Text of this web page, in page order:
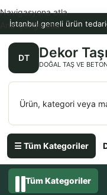
İstanbul geneli ürün
DT Dekor Taşı
DOĞAL TAŞ VE
☰ Tüm Kategoriler
Navigasyona atla
Ana içeriğe atla
Tüm Kategoriler